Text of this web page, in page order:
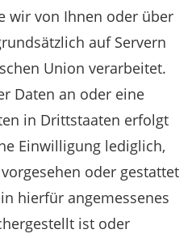
wir von Ihnen oder über
auf Servern
Union verarbeitet.
Daten an oder eine
in Drittstaaten erfolgt
Einwilligung lediglich,
oder gestattet
hierfür angemessenes
ist oder